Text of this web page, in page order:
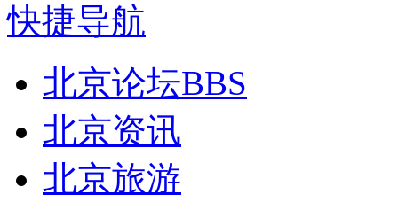
快捷导航
北京论坛BBS
北京资讯
北京旅游